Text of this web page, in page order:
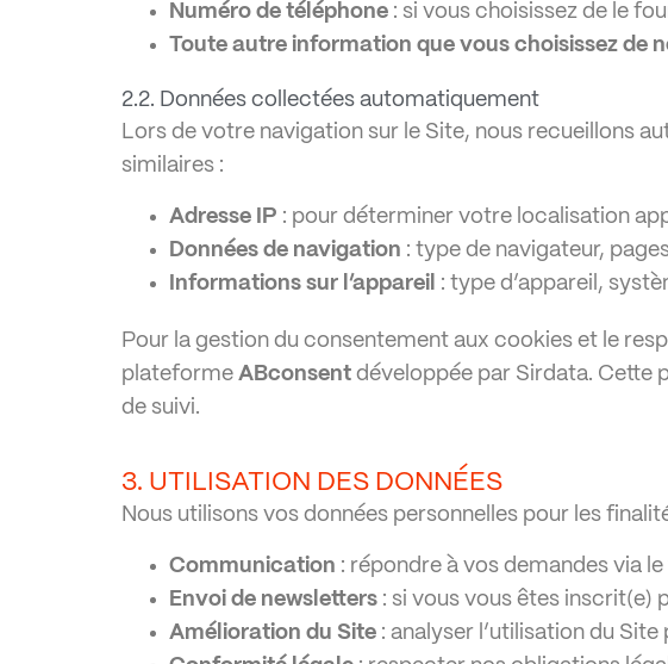
Numéro de téléphone : si vous choisissez de le
Toute autre information que vous choisissez de
2.2. Données collectées automatiquement
Lors de votre navigation sur le Site, nous recueillons
similaires :
Adresse IP : pour déterminer votre localisation
Données de navigation : type de navigateur,
Informations sur l’appareil : type d’appareil,
Pour la gestion du consentement aux cookies et le
plateforme ABconsent développée par Sirdata. Cette
de suivi.
3. UTILISATION DES DONNÉES
Nous utilisons vos données personnelles pour les
Communication : répondre à vos demandes via
Envoi de newsletters : si vous vous êtes inscrit(e)
Amélioration du Site : analyser l’utilisation du